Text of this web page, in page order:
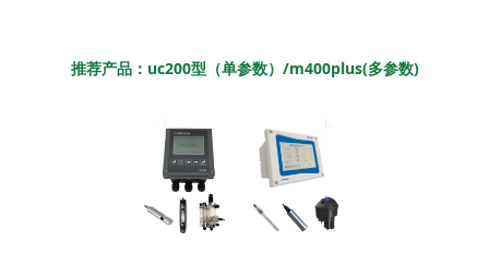
推荐产品：uc200型（单参数）/m400plus(多参数)